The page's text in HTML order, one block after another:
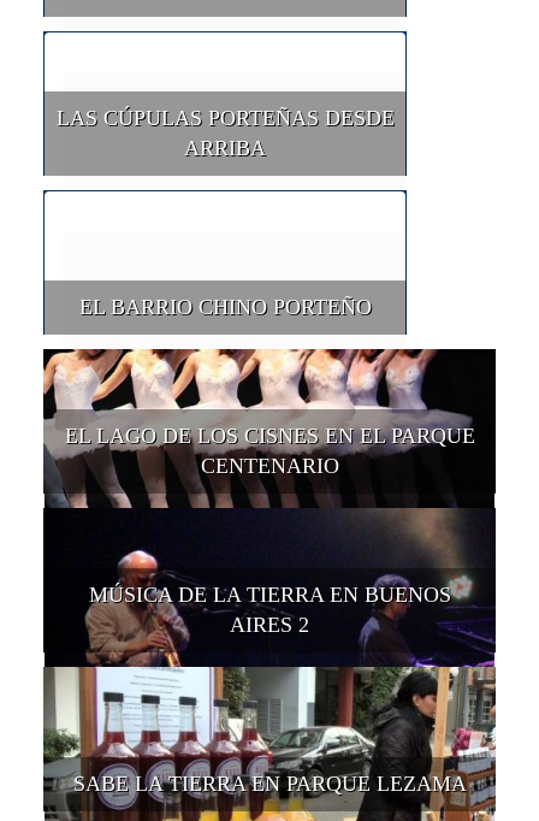
LAS CÚPULAS PORTEÑAS DESDE
ARRIBA
EL BARRIO CHINO PORTEÑO
EL LAGO DE LOS CISNES EN EL PARQUE
CENTENARIO
MÚSICA DE LA TIERRA EN BUENOS
AIRES 2
SABE LA TIERRA EN PARQUE LEZAMA